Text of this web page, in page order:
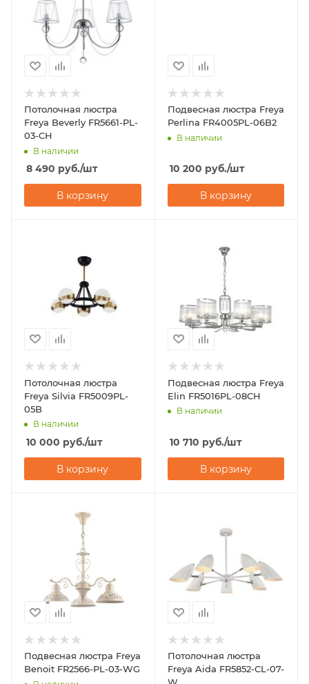
Потолочная люстра
Freya Beverly FR5661-PL-
03-CH
В наличии
8 490 руб./шт
В корзину
Подвесная люстра Freya
Perlina FR4005PL-06B2
В наличии
10 200 руб./шт
В корзину
Потолочная люстра
Freya Silvia FR5009PL-
05B
В наличии
10 000 руб./шт
В корзину
Подвесная люстра Freya
Elin FR5016PL-08CH
В наличии
10 710 руб./шт
В корзину
Подвесная люстра Freya
Benoit FR2566-PL-03-WG
Потолочная люстра
Freya Aida FR5852-CL-07-